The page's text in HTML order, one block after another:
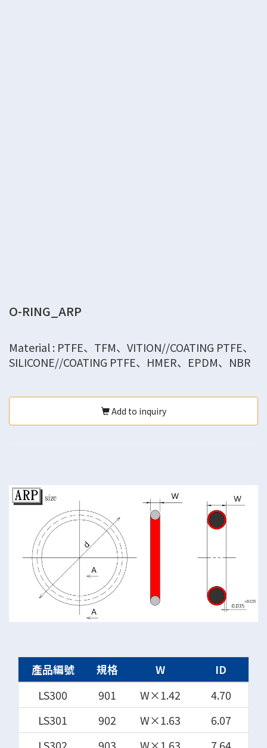
O-RING_ARP
Material : PTFE、TFM、VITION//COATING PTFE、
SILICONE//COATING PTFE、HMER、EPDM、NBR
Add to inquiry
產品編號 規格 W
ID
LS300
901 W×1.42
4.70
LS301
902 W×1.63
6.07